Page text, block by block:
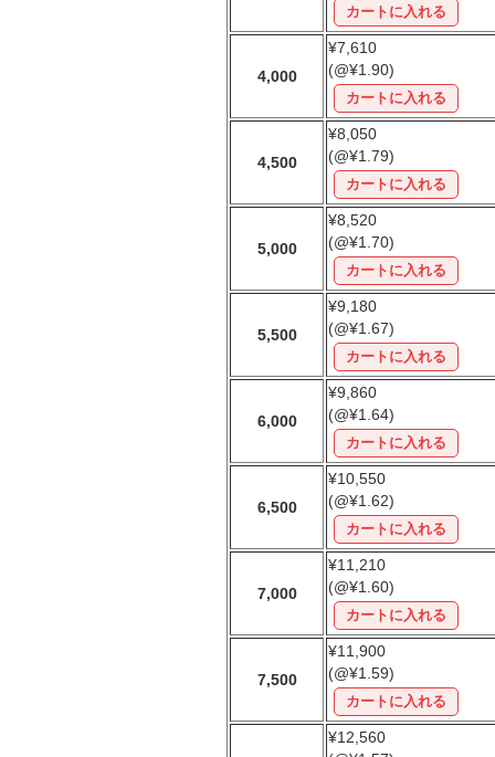
4,000
¥7,610
(@¥1.90)
4,500
¥8,050
(@¥1.79)
5,000
¥8,520
(@¥1.70)
5,500
¥9,180
(@¥1.67)
6,000
¥9,860
(@¥1.64)
6,500
¥10,550
(@¥1.62)
7,000
¥11,210
(@¥1.60)
7,500
¥11,900
(@¥1.59)
¥12,560